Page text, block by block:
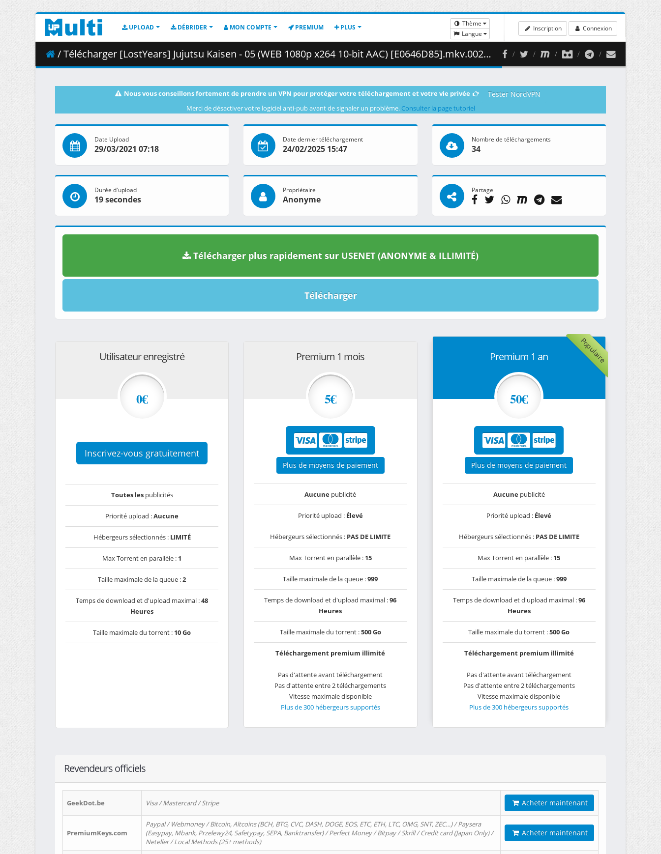
UPLOAD DÉBRIDER MON COMPTE PREMIUM PLUS
Thème
Langue
Inscription Connexion
/ Télécharger [LostYears] Jujutsu Kaisen - 05 (WEB 1080p x264 10-bit AAC) [E0646D85].mkv.002 ( 458.98 MB )
Nous vous conseillons fortement de prendre un VPN pour protéger votre téléchargement et votre vie privée Tester NordVPN
Merci de désactiver votre logiciel anti-pub avant de signaler un problème. Consulter la page tutoriel
Date Upload
29/03/2021 07:18
Date dernier téléchargement
24/02/2025 15:47
Nombre de téléchargements
34
Durée d'upload
19 secondes
Propriétaire
Anonyme
Partage
Télécharger plus rapidement sur USENET (ANONYME & ILLIMITÉ)
Télécharger
Utilisateur enregistré
0€
Inscrivez-vous gratuitement
Toutes lespublicités
Priorité upload :Aucune
Hébergeurs sélectionnés : LIMITÉ
Max Torrent en parallèle : 1
Taille maximale de la queue :2
Temps de download et d'upload maximal :48
Heures
Taille maximale du torrent : 10 Go
Premium 1 mois
5€
Plus de moyens de paiement
Aucune publicité
Priorité upload : Élevé
Hébergeurs sélectionnés : PAS DE LIMITE
Max Torrent en parallèle : 15
Taille maximale de la queue :999
Temps de download et d'upload maximal :96
Heures
Taille maximale du torrent :500 Go
Téléchargement premium illimité
Pas d'attente avant téléchargement
Pas d'attente entre 2 téléchargements
Vitesse maximale disponible
Plus de 300 hébergeurs supportés
Populaire
Premium 1 an
50€
Plus de moyens de paiement
Aucunepublicité
Priorité upload : Élevé
Hébergeurs sélectionnés : PAS DE LIMITE
Max Torrent en parallèle : 15
Taille maximale de la queue :999
Temps de download et d'upload maximal :96
Heures
Taille maximale du torrent :500 Go
Téléchargement premium illimité
Pas d'attente avant téléchargement
Pas d'attente entre 2 téléchargements
Vitesse maximale disponible
Plus de 300 hébergeurs supportés
Revendeurs officiels
GeekDot.be Visa / Mastercard / Stripe Acheter maintenant
PremiumKeys.com
Paypal / Webmoney / Bitcoin, Altcoins (BCH, BTG, CVC, DASH, DOGE, EOS, ETC, ETH, LTC, OMG, SNT, ZEC…) / Paysera
(Easypay, Mbank, Przelewy24, Safetypay, SEPA, Banktransfer) / Perfect Money / Bitpay / Skrill / Credit card (Japan Only) /
Neteller / Local Methods (25+ methods)
Acheter maintenant